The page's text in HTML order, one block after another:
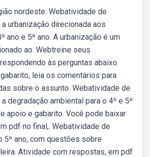
nordeste. Webatividade de
urbanização direcionada aos
ano e 5º ano. A urbanização é um
ao. Webtreine seus
às perguntas abaixo.
leia os comentários para
sobre o assunto. Webatividade de
degradação ambiental para o 4º e 5º
apoio e gabarito. Você pode baixar
pdf no final,. Webatividade de
5º ano, com questões sobre
Atividade com respostas, em pdf